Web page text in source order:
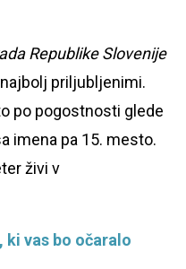
Republike Slovenije
priljubljenimi.
po pogostnosti glede
imena pa 15. mesto.
živi v
ki vas bo očaralo